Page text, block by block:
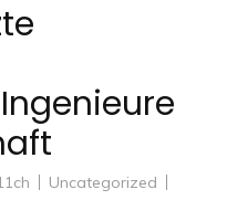
Uncategorized